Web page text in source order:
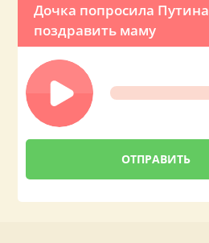
Дочка попросила Путина
поздравить маму